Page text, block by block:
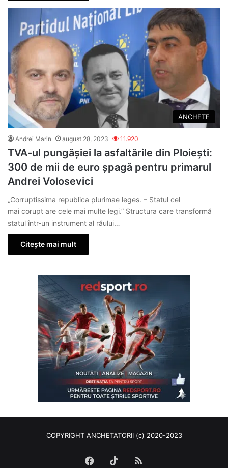
ANCHETE
Andrei Marin august 28, 2023 11.920
TVA-ul pungășiei la asfaltările din Ploiești:
300 de mii de euro șpagă pentru primarul
Andrei Volosevici
„Corruptissima republica plurimae leges. – Statul cel
mai corupt are cele mai multe legi.” Structura care transformă
statul într-un instrument al răului…
Citește mai mult
COPYRIGHT ANCHETATORII (c) 2020-2023
Facebook
TikTok